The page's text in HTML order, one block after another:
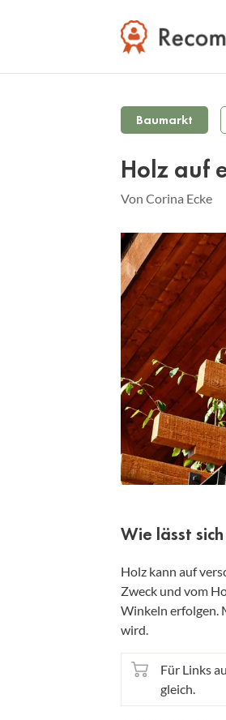
Baumarkt
Holz auf
Von Corina Ecke
Wie lässt
Holz kann auf
Zweck und vom
Winkeln erfolgen.
wird.
Für Links
gleich.